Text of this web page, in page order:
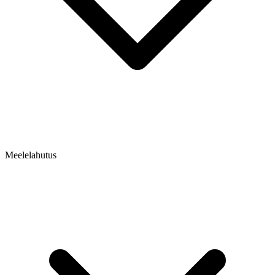
Meelelahutus